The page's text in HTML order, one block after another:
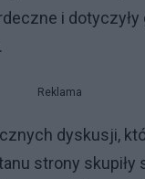
i dotyczyły
Reklama
dyskusji,
strony skupiły